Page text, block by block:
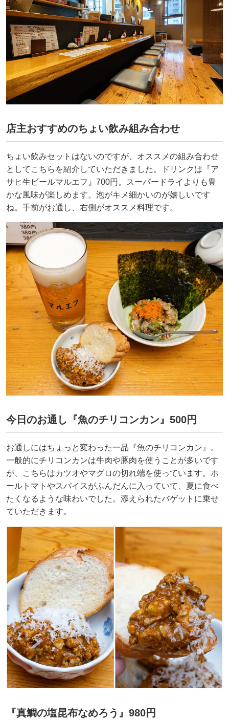
店主おすすめのちょい飲み組み合わせ
ちょい飲みセットはないのですが、オススメの組み合わせ
としてこちらを紹介していただきました。ドリンクは『ア
サヒ生ビールマルエフ』700円。スーパードライよりも豊
かな風味が楽しめます。泡がキメ細かいのが嬉しいです
ね。手前がお通し、右側がオススメ料理です。
今日のお通し『魚のチリコンカン』500円
お通しにはちょっと変わった一品『魚のチリコンカン』。
一般的にチリコンカンは牛肉や豚肉を使うことが多いです
が、こちらはカツオやマグロの切れ端を使っています。ホ
ールトマトやスパイスがふんだんに入っていて、夏に食べ
たくなるような味わいでした。添えられたバゲットに乗せ
ていただきます。
『真鯛の塩昆布なめろう』980円